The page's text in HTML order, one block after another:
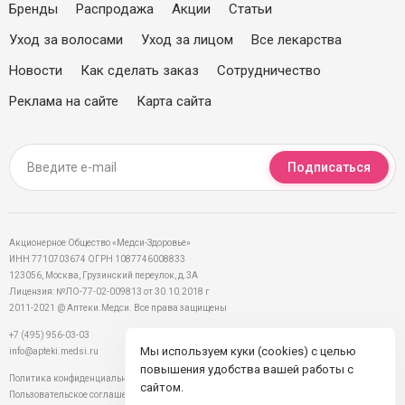
Бренды
Распродажа Акции
Статьи
Уход за волосами
Уход за лицом
Все лекарства
Новости
Как сделать заказ
Сотрудничество
Реклама на сайте
Карта сайта
Подписаться
Акционерное Общество «Медси-Здоровье»
ИНН 7710703674 ОГРН 1087746008833
123056, Москва, Грузинский переулок, д.3А
Лицензия: №ЛО-77-02-009813 от 30.10.2018 г
2011-2021 @ Аптеки.Медси. Все права защищены
+7 (495) 956-03-03
info@apteki.medsi.ru
Политика конфиденциальности
Пользовательское соглашение
Мы используем куки (cookies) с целью
повышения удобства вашей работы с
сайтом.